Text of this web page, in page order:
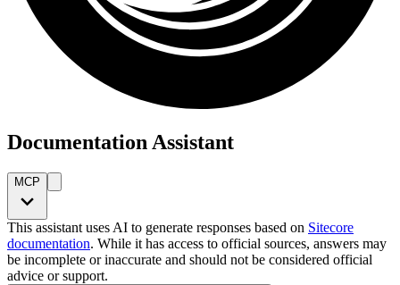
Documentation Assistant
MCP
This assistant uses AI to generate responses based on Sitecore
documentation. While it has access to official sources, answers may
be incomplete or inaccurate and should not be considered official
advice or support.